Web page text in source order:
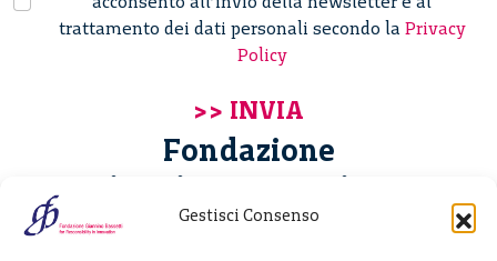
Gestisci Consenso
trattamento dei dati personali secondo la Privacy
Policy
Fondazione
Giannino Bassetti ETS